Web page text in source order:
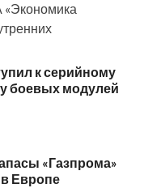
к серийному
боевых модулей
«Газпрома»
Европе